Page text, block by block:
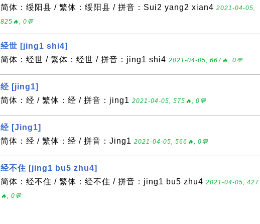
简体：绥阳县 / 繁体：绥阳县 / 拼音：Sui2 yang2 xian4 2021-04-05,
825🔥, 0💬
经世 [jing1 shi4]
简体：经世 / 繁体：经世 / 拼音：jing1 shi4 2021-04-05, 667🔥, 0💬
经 [jing1]
简体：经 / 繁体：经 / 拼音：jing1 2021-04-05, 575🔥, 0💬
经 [Jing1]
简体：经 / 繁体：经 / 拼音：Jing1 2021-04-05, 566🔥, 0💬
经不住 [jing1 bu5 zhu4]
简体：经不住 / 繁体：经不住 / 拼音：jing1 bu5 zhu4 2021-04-05, 427
🔥, 0💬